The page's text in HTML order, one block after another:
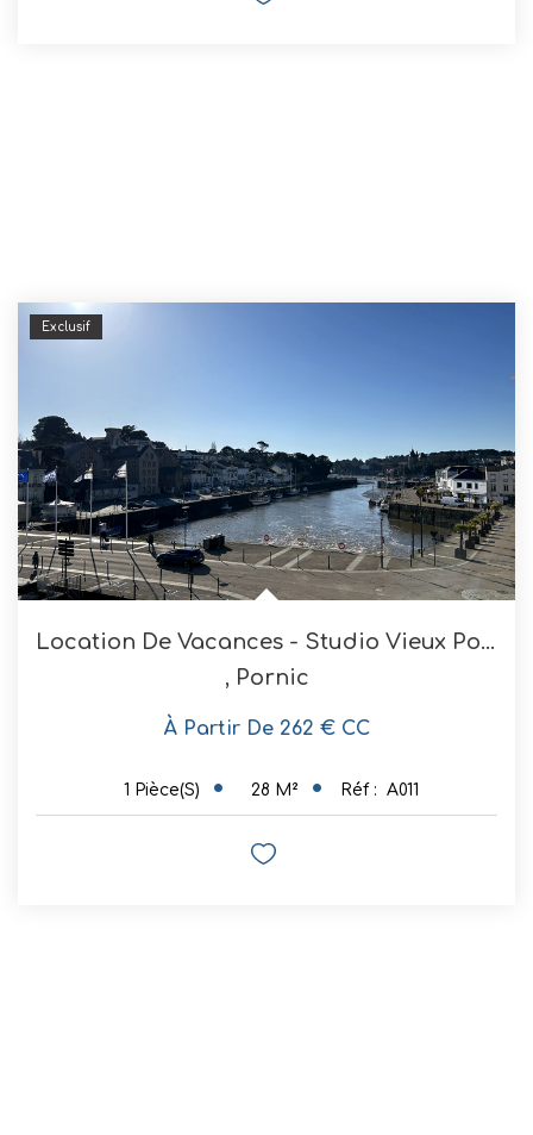
Exclusif
Location De Vacances - Studio Vieux Port (2 Personnes)
, Pornic
À Partir De 262 € CC
1 Pièce(s) 28 M² Réf : A011